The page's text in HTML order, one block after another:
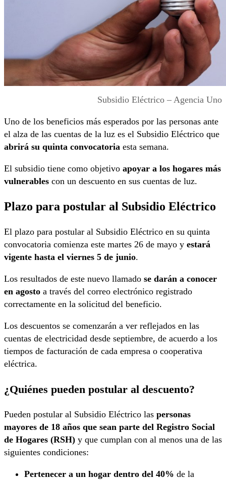
Subsidio Eléctrico – Agencia Uno
Uno de los beneficios más esperados por las personas ante
el alza de las cuentas de la luz es el Subsidio Eléctrico que
abrirá su quinta convocatoria esta semana.
El subsidio tiene como objetivo apoyar a los hogares más
vulnerables con un descuento en sus cuentas de luz.
Plazo para postular al Subsidio Eléctrico
El plazo para postular al Subsidio Eléctrico en su quinta
convocatoria comienza este martes 26 de mayo y estará
vigente hasta el viernes 5 de junio.
Los resultados de este nuevo llamado se darán a conocer
en agosto a través del correo electrónico registrado
correctamente en la solicitud del beneficio.
Los descuentos se comenzarán a ver reflejados en las
cuentas de electricidad desde septiembre, de acuerdo a los
tiempos de facturación de cada empresa o cooperativa
eléctrica.
¿Quiénes pueden postular al descuento?
Pueden postular al Subsidio Eléctrico las personas
mayores de 18 años que sean parte del Registro Social
de Hogares (RSH) y que cumplan con al menos una de las
siguientes condiciones:
Pertenecer a un hogar dentro del 40% de la